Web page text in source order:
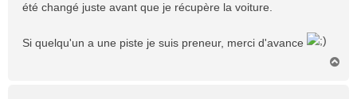
été changé juste avant que je récupère la voiture.
Si quelqu'un a une piste je suis preneur, merci d'avance